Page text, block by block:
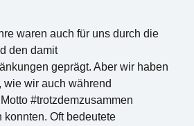
waren auch für uns durch die
den damit
geprägt. Aber wir haben
wir auch während
#trotzdemzusammen
Oft bedeutete